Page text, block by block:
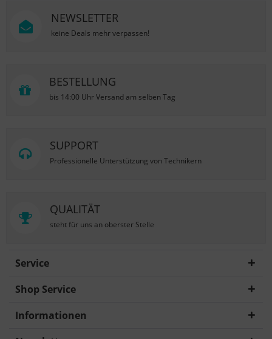
NEWSLETTER
keine Deals mehr verpassen!
BESTELLUNG
bis 14:00 Uhr Versand am selben Tag
SUPPORT
Professionelle Unterstützung von Technikern
QUALITÄT
steht für uns an oberster Stelle
Service
Shop Service
Informationen